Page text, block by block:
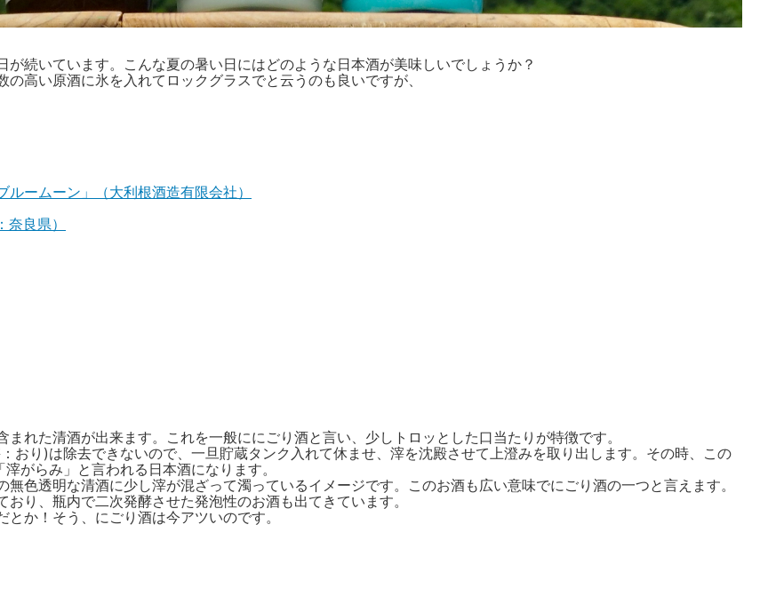
続いています。こんな夏の暑い日にはどのような日本酒が美味しいでしょうか？
高い原酒に氷を入れてロックグラスでと云うのも良いですが、
ームーン」（大利根酒造有限会社）
良県）
れた清酒が出来ます。これを一般ににごり酒と言い、少しトロッとした口当たりが特徴です。
おり)は除去できないので、一旦貯蔵タンク入れて休ませ、滓を沈殿させて上澄みを取り出します。その時、この
がらみ」と言われる日本酒になります。
色透明な清酒に少し滓が混ざって濁っているイメージです。このお酒も広い意味でにごり酒の一つと言えます。
り、瓶内で二次発酵させた発泡性のお酒も出てきています。
か！そう、にごり酒は今アツいのです。